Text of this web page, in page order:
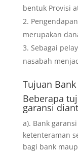
bentuk Provisi
merupakan
Sebagai
nasabah
Tujuan
Beberapa
garansi
a). Bank
ketenteraman
bagi bank